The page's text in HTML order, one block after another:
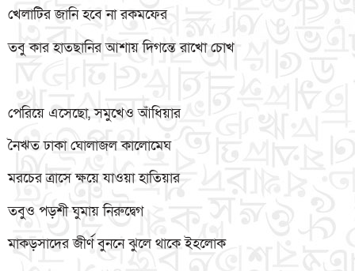
খেলাটির জানি হবে না রকমফের
তবু কার হাতছানির আশায় দিগন্তে রাখো চোখ
পেরিয়ে এসেছো, সমুখেও আঁধিয়ার
নৈঋত ঢাকা ঘোলাজল কালোমেঘ
মরচের ত্রাসে ক্ষয়ে যাওয়া হাতিয়ার
তবুও পড়শী ঘুমায় নিরুদ্বেগ
মাকড়সাদের জীর্ণ বুননে ঝুলে থাকে ইহলোক